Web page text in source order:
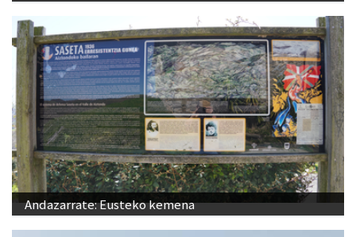
Andazarrate: Eusteko kemena